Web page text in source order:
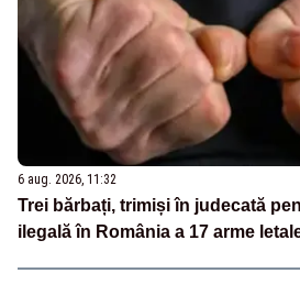
6 aug. 2026, 11:32
Trei bărbați, trimiși în judecată
ilegală în România a 17 arme